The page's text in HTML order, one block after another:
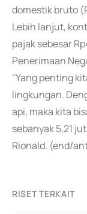
domestik bruto
Lebih lanjut,
pajak sebesar
Penerimaan
"Yang penting
lingkungan.
api, maka kita
sebanyak 5,21
Rionald. (end/
RISET TERKAIT